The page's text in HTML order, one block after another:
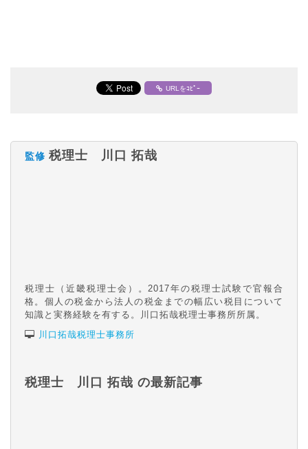
URLをｺﾋﾟｰ
監修 税理士 川口 拓哉
税理士（近畿税理士会）。2017年の税理士試験で官報合
格。個人の税金から法人の税金までの幅広い税目について
知識と実務経験を有する。川口拓哉税理士事務所所属。
川口拓哉税理士事務所
税理士 川口 拓哉 の最新記事